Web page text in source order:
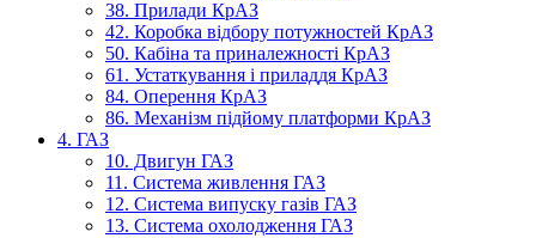
38. Прилади КрАЗ
42. Коробка відбору потужностей КрАЗ
50. Кабіна та приналежності КрАЗ
61. Устаткування і приладдя КрАЗ
84. Оперення КрАЗ
86. Механізм підйому платформи КрАЗ
4. ГАЗ
10. Двигун ГАЗ
11. Система живлення ГАЗ
12. Система випуску газів ГАЗ
13. Система охолодження ГАЗ